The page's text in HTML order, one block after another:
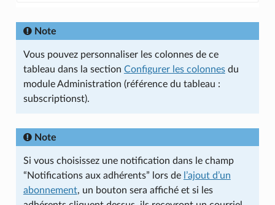
Note
Vous pouvez personnaliser les colonnes de ce
tableau dans la section Configurer les colonnesdu
module Administration (référence du tableau :
subscriptionst).
Note
Si vous choisissez une notification dans le champ
“Notifications aux adhérents” lors de l’ajout d’un
abonnement, un bouton sera affiché et si les